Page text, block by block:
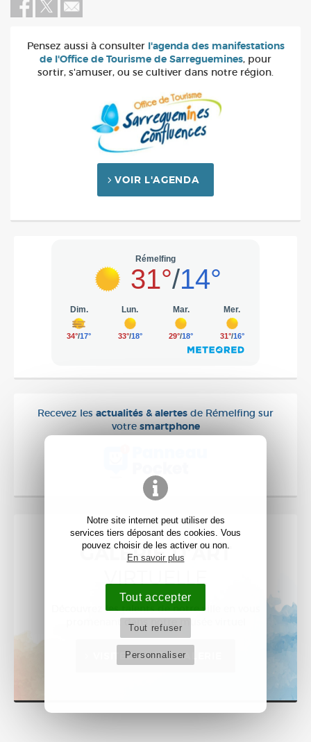
Notre site internet peut utiliser des
services tiers déposant des cookies. Vous
pouvez choisir de les activer ou non.
En savoir plus
Tout accepter
Tout refuser
Personnaliser
Pensez aussi à consulter l'agenda des manifestations
de l'Office de Tourisme de Sarreguemines, pour
sortir, s'amuser, ou se cultiver dans notre région.
VOIR L'AGENDA
Recevez les actualités & alertes de Rémelfing sur
votre smartphone
GALERIE D'ART
VIRTUELLE
Découvrez les talents de notre ville en vous
promenant dans notre musée virtuel
VISITEZ NOTRE GALERIE